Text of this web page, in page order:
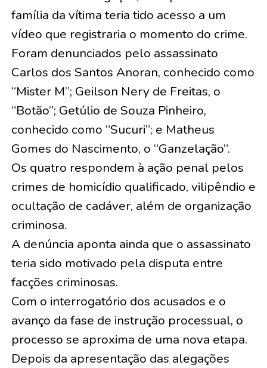
família da vítima teria tido acesso a um
vídeo que registraria o momento do crime.
Foram denunciados pelo assassinato
Carlos dos Santos Anoran, conhecido como
“Mister M”; Geilson Nery de Freitas, o
“Botão”; Getúlio de Souza Pinheiro,
conhecido como “Sucuri”; e Matheus
Gomes do Nascimento, o “Ganzelação”.
Os quatro respondem à ação penal pelos
crimes de homicídio qualificado, vilipêndio e
ocultação de cadáver, além de organização
criminosa.
A denúncia aponta ainda que o assassinato
teria sido motivado pela disputa entre
facções criminosas.
Com o interrogatório dos acusados e o
avanço da fase de instrução processual, o
processo se aproxima de uma nova etapa.
Depois da apresentação das alegações